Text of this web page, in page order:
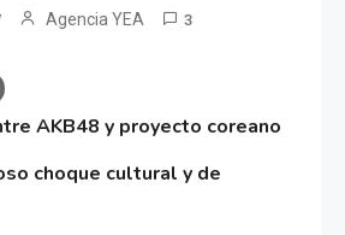
Agencia YEA 3
AKB48 y proyecto coreano
choque cultural y de